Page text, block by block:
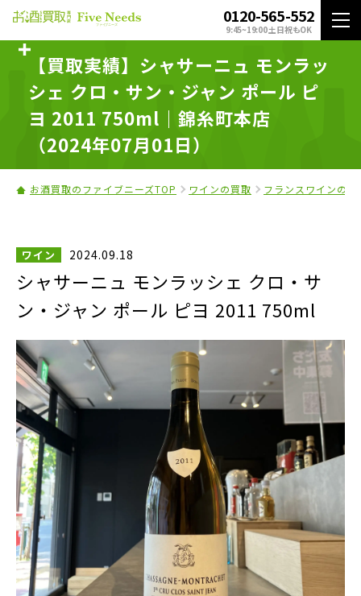
0120-565-552
9:45~19:00 土日祝もOK
【買取実績】シャサーニュ モンラッ
シェ クロ・サン・ジャン ポール ピ
ヨ 2011 750ml｜錦糸町本店
（2024年07月01日）
お酒買取のファイブニーズTOP ワインの買取 フランスワインの買
ワイン 2024.09.18
シャサーニュ モンラッシェ クロ・サ
ン・ジャン ポール ピヨ 2011 750ml